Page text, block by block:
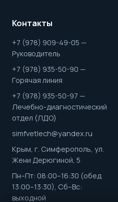
Контакты
+7 (978) 909-49-05 —
Руководитель
+7 (978) 935-50-90 —
Горячая линия
+7 (978) 935-50-97 —
Лечебно-диагностический
отдел (ЛДО)
simfvetlech@yandex.ru
Крым, г. Симферополь, ул.
Жени Дерюгиной, 5
Пн–Пт: 08:00–16:30 (обед
13:00–13:30), Сб–Вс:
выходной